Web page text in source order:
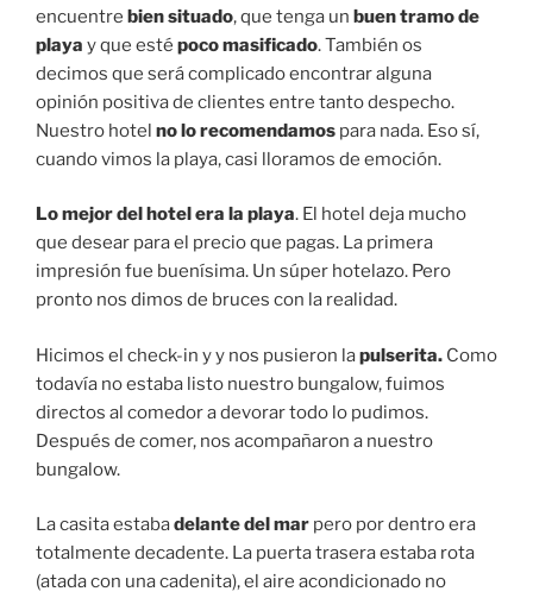
encuentre bien situado, que tenga un buen tramo de
playa y que esté poco masificado. También os
decimos que será complicado encontrar alguna
opinión positiva de clientes entre tanto despecho.
Nuestro hotel no lo recomendamos para nada. Eso sí,
cuando vimos la playa, casi lloramos de emoción.
Lo mejor del hotel era la playa. El hotel deja mucho
que desear para el precio que pagas. La primera
impresión fue buenísima. Un súper hotelazo. Pero
pronto nos dimos de bruces con la realidad.
Hicimos el check-in y y nos pusieron lapulserita. Como
todavía no estaba listo nuestro bungalow, fuimos
directos al comedor a devorar todo lo pudimos.
Después de comer, nos acompañaron a nuestro
bungalow.
La casita estabadelante del mar pero por dentro era
totalmente decadente. La puerta trasera estaba rota
(atada con una cadenita), el aire acondicionado no